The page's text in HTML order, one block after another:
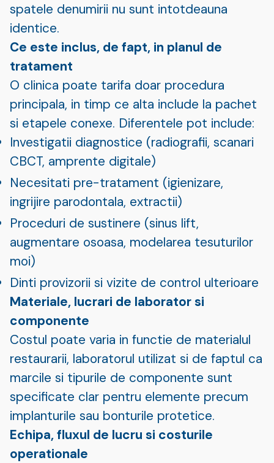
spatele denumirii nu sunt intotdeauna
identice.
Ce este inclus, de fapt, in planul de
tratament
O clinica poate tarifa doar procedura
principala, in timp ce alta include la pachet
si etapele conexe. Diferentele pot include:
Investigatii diagnostice (radiografii, scanari
CBCT, amprente digitale)
Necesitati pre-tratament (igienizare,
ingrijire parodontala, extractii)
Proceduri de sustinere (sinus lift,
augmentare osoasa, modelarea tesuturilor
moi)
Dinti provizorii si vizite de control ulterioare
Materiale, lucrari de laborator si
componente
Costul poate varia in functie de materialul
restaurarii, laboratorul utilizat si de faptul ca
marcile si tipurile de componente sunt
specificate clar pentru elemente precum
implanturile sau bonturile protetice.
Echipa, fluxul de lucru si costurile
operationale